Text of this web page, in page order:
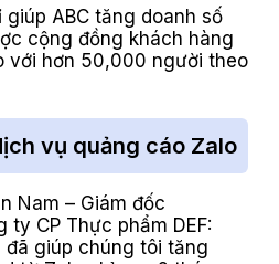
ABC tăng doanh số
cộng đồng khách hàng
với hơn 50,000 người theo
vụ quảng cáo Zalo
Nam – Giám đốc
ty CP Thực phẩm DEF:
đã giúp chúng tôi tăng